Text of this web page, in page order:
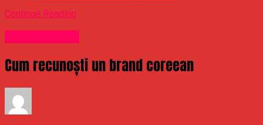
Continue Reading
Cum recunoști un brand coreean